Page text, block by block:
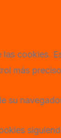
cookies.
más
su